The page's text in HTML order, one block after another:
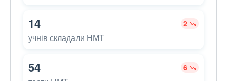
14 2
учнів складали НМТ
54 6